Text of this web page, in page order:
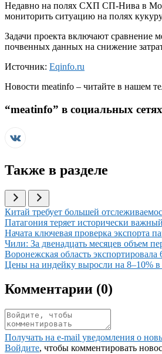
Недавно на полях СХП СП-Нива в
мониторить ситуацию на полях
Задачи проекта включают сравнение
почвенных данных на снижение
Источник: Eqinfo.ru
Новости meatinfo – читайте в нашем
“meatinfo” в социальных
Также в разделе
Иллюстрация новости
Китай требует большей
Иллюстрация новости
Патагония теряет исторически
Иллюстрация новости
Начата ключевая проверка экспорта
Иллюстрация новости
Чили: За двенадцать месяцев объем
Иллюстрация новости
Воронежская область
Иллюстрация новости
Цены на индейку выросли на 8–10% в
Комментарии (0)
Получать на e‑mail уведомления о
Войдите, чтобы комментировать